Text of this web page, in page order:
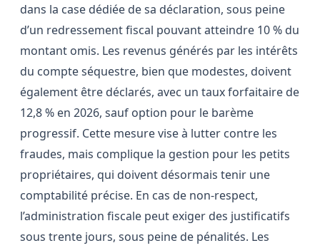
dans la case dédiée de sa déclaration, sous peine
d’un redressement fiscal pouvant atteindre 10 % du
montant omis. Les revenus générés par les intérêts
du compte séquestre, bien que modestes, doivent
également être déclarés, avec un taux forfaitaire de
12,8 % en 2026, sauf option pour le barème
progressif. Cette mesure vise à lutter contre les
fraudes, mais complique la gestion pour les petits
propriétaires, qui doivent désormais tenir une
comptabilité précise. En cas de non-respect,
l’administration fiscale peut exiger des justificatifs
sous trente jours, sous peine de pénalités. Les